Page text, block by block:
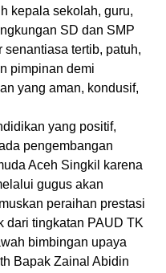
kepala sekolah, guru,
SD dan SMP
tertib, patuh,
pimpinan demi
yang aman, kondusif,
yang positif,
pengembangan
Aceh Singkil karena
gugus akan
peraihan prestasi
dari tingkatan PAUD TK
bimbingan upaya
Bapak Zainal Abidin